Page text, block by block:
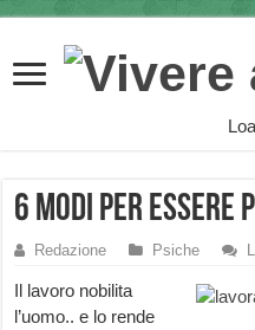
6 modi per
Redazione Psiche
Il lavoro nobilita
l’uomo.. e lo rende